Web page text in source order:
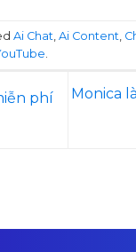
Ai Chat Ai Content
phí
Monica